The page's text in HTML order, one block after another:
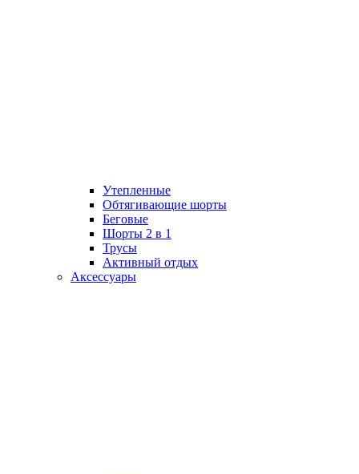
Утепленные
Обтягивающие шорты
Беговые
Шорты 2 в 1
Трусы
Активный отдых
Аксессуары